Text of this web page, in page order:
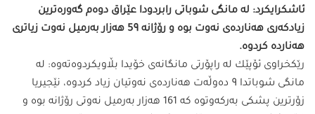
ئاشكرایكرد: له‌ مانگى شوباتى رابردودا عێراق دوه‌م گه‌وره‌ترین
زیادكه‌رى هه‌نارده‌ى نه‌وت بوه‌ و رۆژانه‌ 59 هه‌زار به‌رمیل نه‌وت زیاترى
هه‌نارده‌ كردوه‌.
رێكخراوى ئۆپێك له‌ راپۆرتى مانگانه‌ى خۆیدا بڵاویكردوه‌ته‌وه‌: له‌
مانگى شوباتدا 9 ده‌وڵه‌ت هه‌نارده‌ى نه‌وتیان زیاد كردوه‌، نێجیریا
زۆرترین پشكى به‌ركه‌وتوه‌ كه‌ 161 هه‌زار به‌رمیل نه‌وتى رۆژانه‌ بوه‌ و